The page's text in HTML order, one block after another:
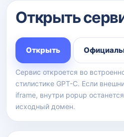
Открыть
Открыть
Сервис откроется во
стилистике GPT-C. Если
iframe, внутри popup
исходный домен.